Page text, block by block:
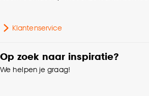
Klantenservice
Op zoek naar inspiratie?
We helpen je graag!